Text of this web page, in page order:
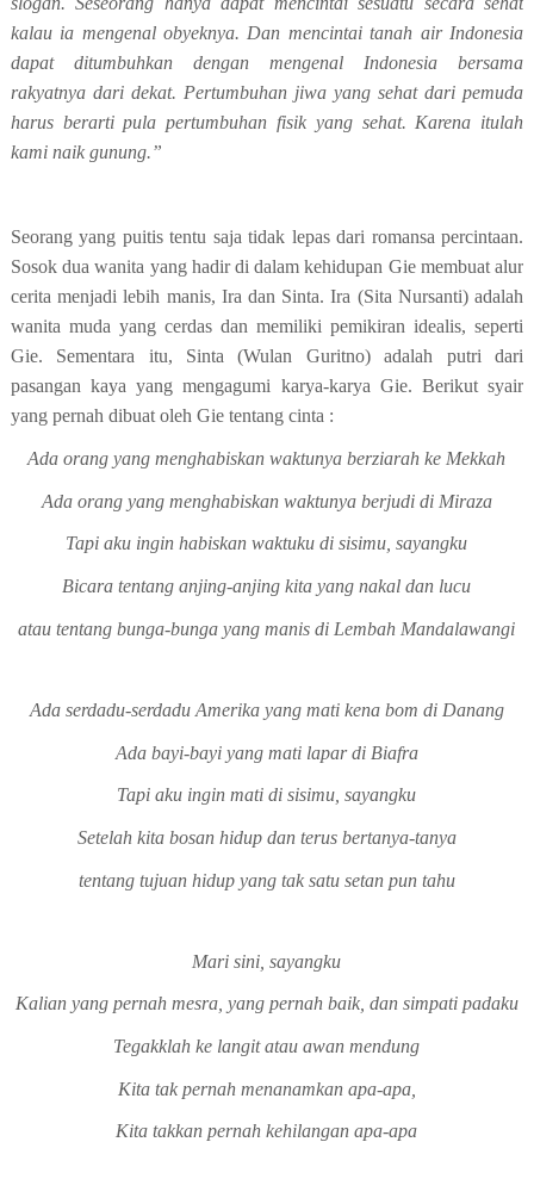
kalau ia mengenal obyeknya. Dan mencintai tanah air Indonesia
dapat ditumbuhkan dengan mengenal Indonesia bersama
rakyatnya dari dekat. Pertumbuhan jiwa yang sehat dari pemuda
harus berarti pula pertumbuhan fisik yang sehat. Karena itulah
kami naik gunung.”
Seorang yang puitis tentu saja tidak lepas dari romansa percintaan.
Sosok dua wanita yang hadir di dalam kehidupan Gie membuat alur
cerita menjadi lebih manis, Ira dan Sinta. Ira (Sita Nursanti) adalah
wanita muda yang cerdas dan memiliki pemikiran idealis, seperti
Gie. Sementara itu, Sinta (Wulan Guritno) adalah putri dari
pasangan kaya yang mengagumi karya-karya Gie. Berikut syair
yang pernah dibuat oleh Gie tentang cinta :
Ada orang yang menghabiskan waktunya berziarah ke Mekkah
Ada orang yang menghabiskan waktunya berjudi di Miraza
Tapi aku ingin habiskan waktuku di sisimu, sayangku
Bicara tentang anjing-anjing kita yang nakal dan lucu
atau tentang bunga-bunga yang manis di Lembah Mandalawangi
Ada serdadu-serdadu Amerika yang mati kena bom di Danang
Ada bayi-bayi yang mati lapar di Biafra
Tapi aku ingin mati di sisimu, sayangku
Setelah kita bosan hidup dan terus bertanya-tanya
tentang tujuan hidup yang tak satu setan pun tahu
Mari sini, sayangku
Kalian yang pernah mesra, yang pernah baik, dan simpati padaku
Tegakklah ke langit atau awan mendung
Kita tak pernah menanamkan apa-apa,
Kita takkan pernah kehilangan apa-apa